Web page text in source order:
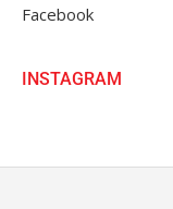
Facebook
INSTAGRAM